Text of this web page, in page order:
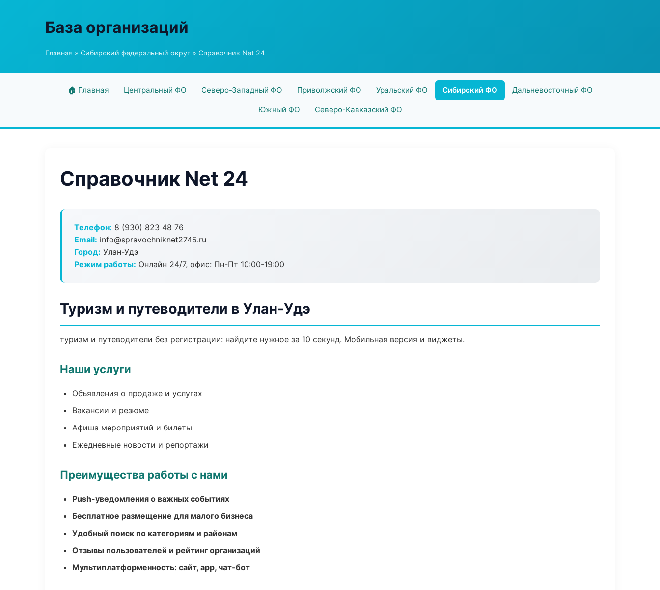
База организаций
Главная » Сибирский федеральный округ » Справочник Net 24
🏠 Главная Центральный ФО Северо-Западный ФО Приволжский ФО Уральский ФО Сибирский ФО Дальневосточный ФО
Южный ФО Северо-Кавказский ФО
Справочник Net 24
Телефон: 8 (930) 823 48 76
Email: info@spravochniknet2745.ru
Город: Улан-Удэ
Режим работы: Онлайн 24/7, офис: Пн-Пт 10:00-19:00
Туризм и путеводители в Улан-Удэ
туризм и путеводители без регистрации: найдите нужное за 10 секунд. Мобильная версия и виджеты.
Наши услуги
Объявления о продаже и услугах
Вакансии и резюме
Афиша мероприятий и билеты
Ежедневные новости и репортажи
Преимущества работы с нами
Push-уведомления о важных событиях
Бесплатное размещение для малого бизнеса
Удобный поиск по категориям и районам
Отзывы пользователей и рейтинг организаций
Мультиплатформенность: сайт, app, чат-бот